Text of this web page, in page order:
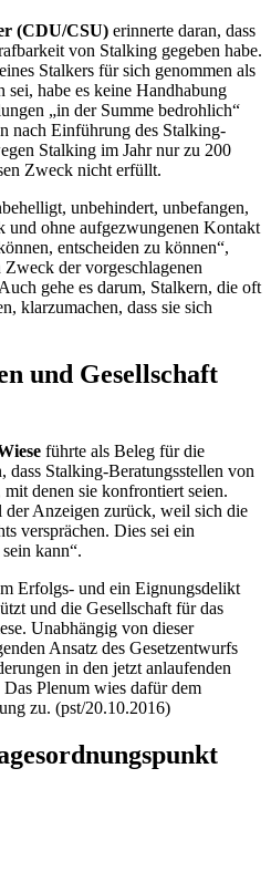
(CDU/CSU) erinnerte daran, dass
von Stalking gegeben habe.
Stalkers für sich genommen als
habe es keine Handhabung
„in der Summe bedrohlich“
nach Einführung des Stalking-
Stalking im Jahr nur zu 200
Zweck nicht erfüllt.
unbehindert, unbefangen,
und ohne aufgezwungenen Kontakt
entscheiden zu können“,
der vorgeschlagenen
gehe es darum, Stalkern, die oft
klarzumachen, dass sie sich
und Gesellschaft
führte als Beleg für die
dass Stalking-Beratungsstellen von
denen sie konfrontiert seien.
Anzeigen zurück, weil sich die
versprächen. Dies sei ein
kann“.
Erfolgs- und ein Eignungsdelikt
und die Gesellschaft für das
Unabhängig von dieser
Ansatz des Gesetzentwurfs
in den jetzt anlaufenden
Plenum wies dafür dem
zu. (pst/20.10.2016)